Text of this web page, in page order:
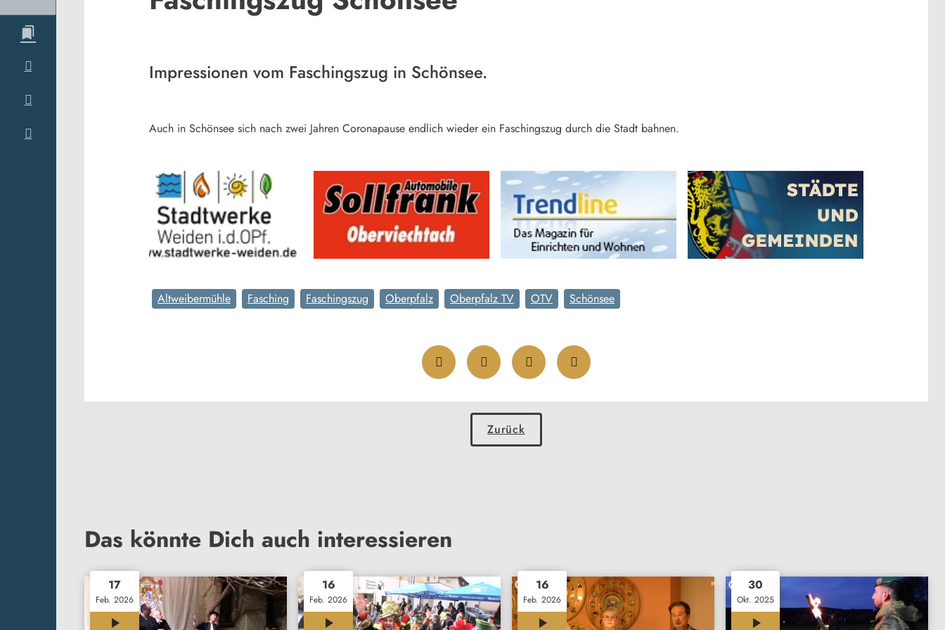
Impressionen vom Faschingszug in Schönsee.
Auch in Schönsee sich nach zwei Jahren Coronapause endlich wieder ein Faschingszug durch die Stadt bahnen.
Altweibermühle Fasching Faschingszug Oberpfalz Oberpfalz TV OTV Schönsee
Zurück
Das könnte Dich auch interessieren
17
Feb. 2026
16
Feb. 2026
16
Feb. 2026
30
Okt. 2025